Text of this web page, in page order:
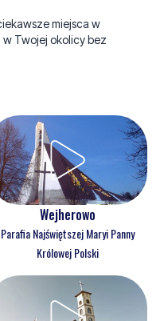
miejsca w
Twojej okolicy bez
Wejherowo
Parafia Najświętszej Maryi Panny
Królowej Polski